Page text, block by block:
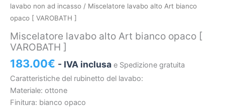
lavabo non ad incasso / Miscelatore lavabo alto Art bianco
opaco [ VAROBATH ]
Miscelatore lavabo alto Art bianco opaco [
VAROBATH ]
183.00€ - IVA inclusa e Spedizione gratuita
Caratteristiche del rubinetto del lavabo:
Materiale: ottone
Finitura: bianco opaco
lavabo
alto
bianco
opaco
[
VAROBATH
]
quantità